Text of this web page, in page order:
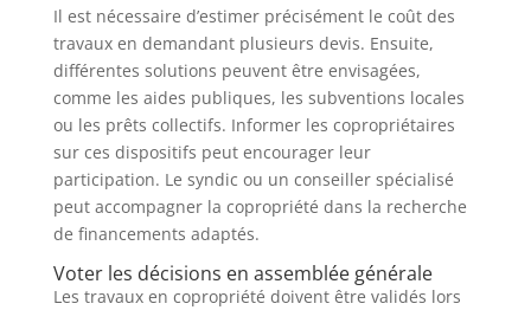
Il est nécessaire d’estimer précisément le coût des
travaux en demandant plusieurs devis. Ensuite,
différentes solutions peuvent être envisagées,
comme les aides publiques, les subventions locales
ou les prêts collectifs. Informer les copropriétaires
sur ces dispositifs peut encourager leur
participation. Le syndic ou un conseiller spécialisé
peut accompagner la copropriété dans la recherche
de financements adaptés.
Voter les décisions en assemblée générale
Les travaux en copropriété doivent être validés lors